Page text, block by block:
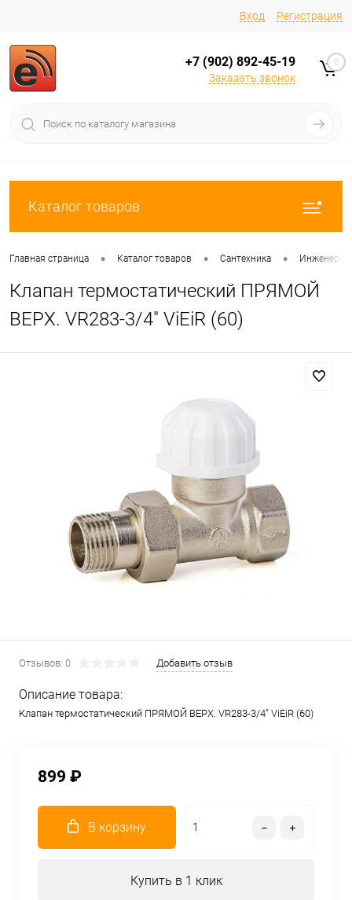
Вход Регистрация
+7 (902) 892-45-19
Заказать звонок
0
Каталог товаров
Главная страница • Каталог товаров • Сантехника •
Клапан термостатический ПРЯМОЙ
ВЕРХ. VR283-3/4" ViEiR (60)
Отзывов: 0 Добавить отзыв
Описание товара:
Клапан термостатический ПРЯМОЙ ВЕРХ. VR283-3/4" ViEiR (60)
899 ₽
В корзину
Купить в 1 клик